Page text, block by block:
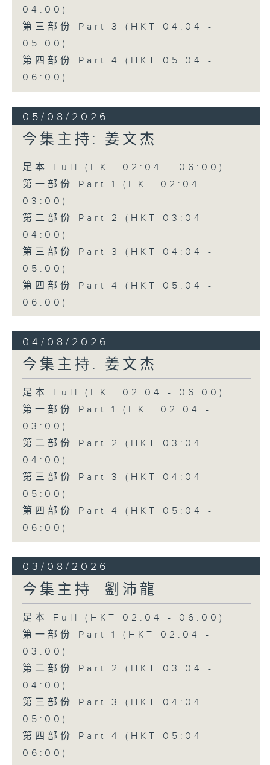
04:00)
第三部份 Part 3 (HKT 04:04 -
05:00)
第四部份 Part 4 (HKT 05:04 -
06:00)
05/08/2026
今集主持: 姜文杰
足本 Full (HKT 02:04 - 06:00)
第一部份 Part 1 (HKT 02:04 -
03:00)
第二部份 Part 2 (HKT 03:04 -
04:00)
第三部份 Part 3 (HKT 04:04 -
05:00)
第四部份 Part 4 (HKT 05:04 -
06:00)
04/08/2026
今集主持: 姜文杰
足本 Full (HKT 02:04 - 06:00)
第一部份 Part 1 (HKT 02:04 -
03:00)
第二部份 Part 2 (HKT 03:04 -
04:00)
第三部份 Part 3 (HKT 04:04 -
05:00)
第四部份 Part 4 (HKT 05:04 -
06:00)
03/08/2026
今集主持: 劉沛龍
足本 Full (HKT 02:04 - 06:00)
第一部份 Part 1 (HKT 02:04 -
03:00)
第二部份 Part 2 (HKT 03:04 -
04:00)
第三部份 Part 3 (HKT 04:04 -
05:00)
第四部份 Part 4 (HKT 05:04 -
06:00)